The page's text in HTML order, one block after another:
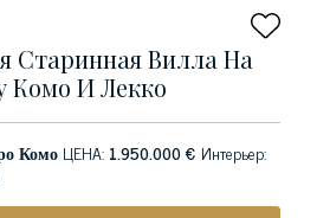
Старинная Вилла На
И Лекко
Комо ЦЕНА: 1.950.000 € Интерьер: